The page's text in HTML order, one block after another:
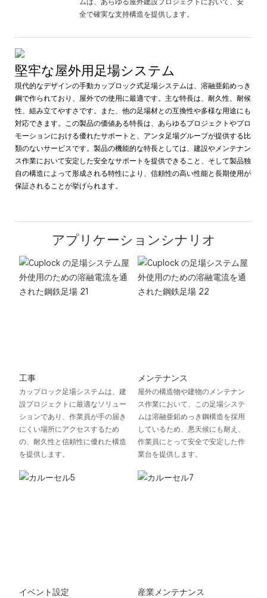
全で確実な支持構造を提供します。
堅牢な屋外用足場システム
現代的なデザインの手動カップロック式足場システムは、溶融亜鉛めっき
鋼で作られており、屋外での使用に最適です。主な特長は、耐久性、耐候
性、組み立てやすさです。また、他の足場材との互換性や多様な用途にも
対応できます。この製品の価値ある特長は、あらゆるプロジェクトやプロ
モーションにおける優れたサポートと、アンタ足場グループが提供する比
類のないサービスです。製品の機能的な特長としては、建設やメンテナン
ス作業において安定した安全なサポートを提供できること、そして製品独
自の構造によって形成される特性により、信頼性の高い性能と長期使用が
保証されることが挙げられます。
アプリケーションシナリオ
工事
カップロック足場システムは、建
設プロジェクトに最適なソリュー
ションであり、作業員が手の届き
にくい場所にアクセスするため
の、耐久性と信頼性に優れた構造
を提供します。
メンテナンス
屋外の構造物や建物のメンテナン
ス作業において、この足場システ
ムは溶融亜鉛めっき鋼構造を採用
しているため、悪天候にも耐え、
作業員にとって安全で安定した作
業台を提供します。
イベント設定 産業メンテナンス